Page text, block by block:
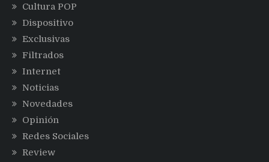
Cultura POP
Dispositivo
Exclusivas
Filtrados
Internet
Noticias
Novedades
Opinión
Redes Sociales
Review